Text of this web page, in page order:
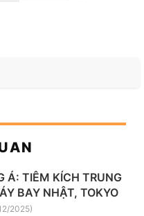
Á: TIÊM KÍCH TRUNG
BAY NHẬT, TOKYO
2025)